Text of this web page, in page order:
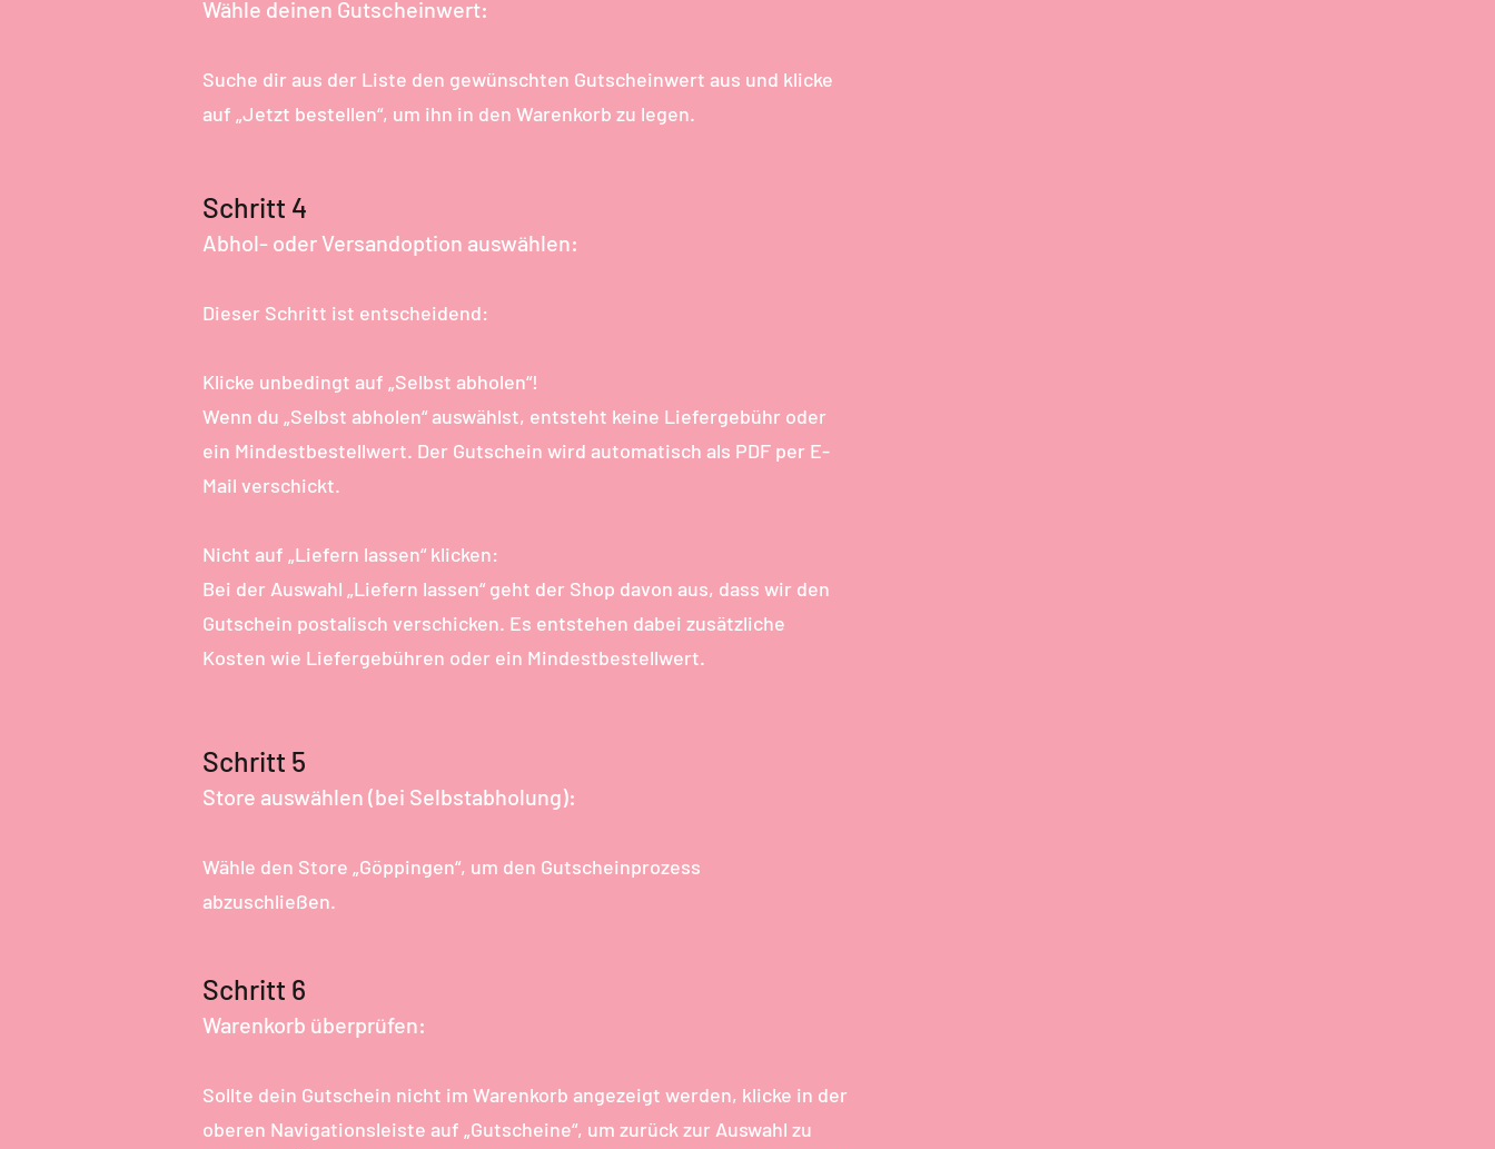
Wähle deinen Gutscheinwert:
Suche dir aus der Liste den gewünschten Gutscheinwert aus und klicke
auf „Jetzt bestellen“, um ihn in den Warenkorb zu legen.
Schritt 4
Abhol- oder Versandoption auswählen:
Dieser Schritt ist entscheidend:
Klicke unbedingt auf „Selbst abholen“!
Wenn du „Selbst abholen“ auswählst, entsteht keine Liefergebühr oder
ein Mindestbestellwert. Der Gutschein wird automatisch als PDF per E-
Mail verschickt.
Nicht auf „Liefern lassen“ klicken:
Bei der Auswahl „Liefern lassen“ geht der Shop davon aus, dass wir den
Gutschein postalisch verschicken. Es entstehen dabei zusätzliche
Kosten wie Liefergebühren oder ein Mindestbestellwert.
Schritt 5
Store auswählen (bei Selbstabholung):
Wähle den Store „Göppingen“, um den Gutscheinprozess
abzuschließen.
Schritt 6
Warenkorb überprüfen:
Sollte dein Gutschein nicht im Warenkorb angezeigt werden, klicke in der
oberen Navigationsleiste auf „Gutscheine“, um zurück zur Auswahl zu